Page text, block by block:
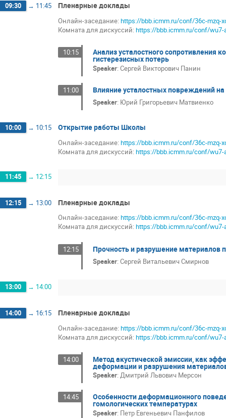
09:30 → 11:45 Пленарные доклады
Онлайн-заседание: https://bbb.icmm.ru/conf/36c-mzq-
Комната для дискуссий: https://bbb.icmm.ru/conf/wu7-
10:15 Анализ усталостного сопротивления
гистерезисных потерь
Speaker: Сергей Викторович Панин
11:00 Влияние усталостных повреждений
Speaker: Юрий Григорьевич Матвиенко
10:00 → 10:15 Открытие работы Школы
Онлайн-заседание: https://bbb.icmm.ru/conf/36c-mzq-
Комната для дискуссий: https://bbb.icmm.ru/conf/wu7-
11:45 → 12:15
12:15 → 13:00 Пленарные доклады
Онлайн-заседание: https://bbb.icmm.ru/conf/36c-mzq-
Комната для дискуссий: https://bbb.icmm.ru/conf/wu7-
12:15 Прочность и разрушение
Speaker: Сергей Витальевич Смирнов
13:00 → 14:00
14:00 → 16:15 Пленарные доклады
Онлайн-заседание: https://bbb.icmm.ru/conf/36c-mzq-
Комната для дискуссий: https://bbb.icmm.ru/conf/wu7-
14:00 Метод акустической эмиссии, как
деформации и разрушения
Speaker: Дмитрий Львович Мерсон
14:45 Особенности деформационного
гомологических температурах
Speaker: Петр Евгеньевич Панфилов